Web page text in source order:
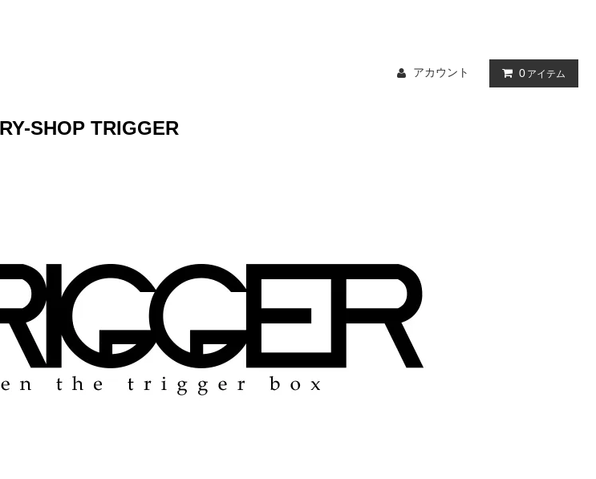
アカウント 0 アイテム
SHOP TRIGGER